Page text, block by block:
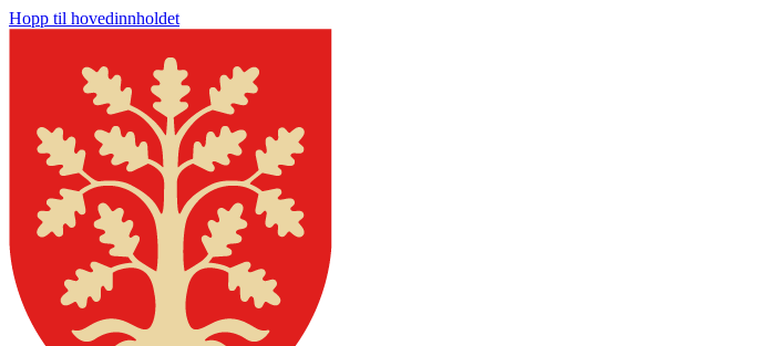
Hopp til hovedinnholdet